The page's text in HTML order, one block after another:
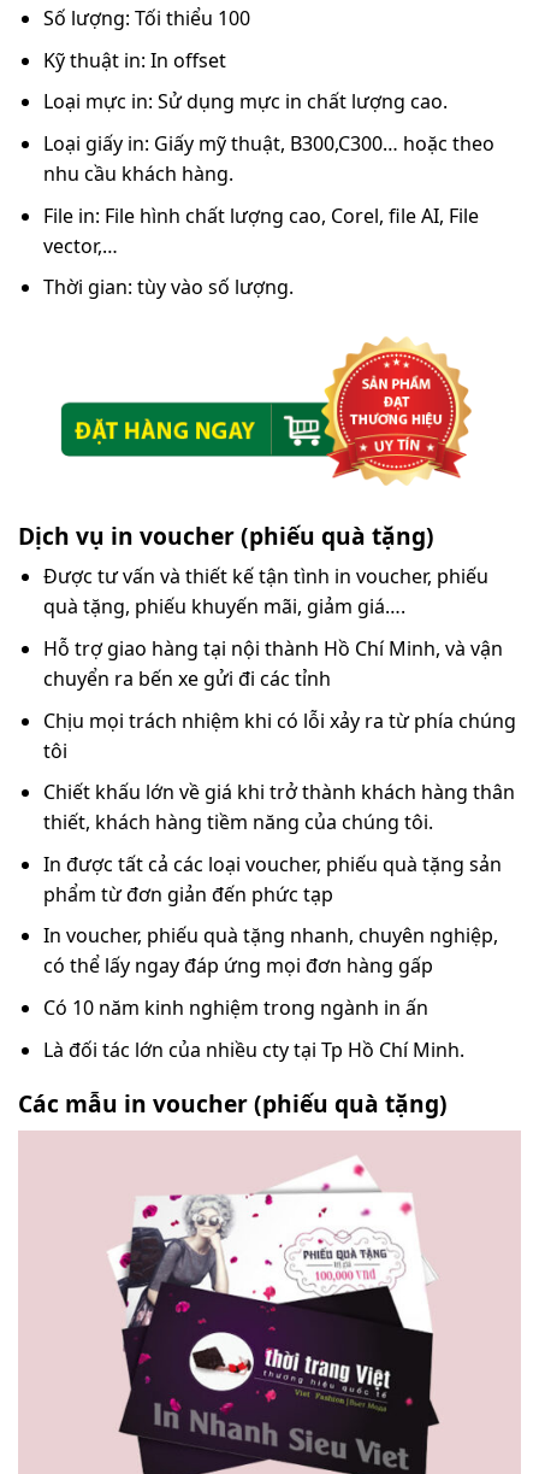
Số lượng: Tối thiểu 100
Kỹ thuật in: In offset
Loại mực in: Sử dụng mực in chất lượng cao.
Loại giấy in: Giấy mỹ thuật, B300,C300… hoặc theo
nhu cầu khách hàng.
File in: File hình chất lượng cao, Corel, file AI, File
vector,…
Thời gian: tùy vào số lượng.
Dịch vụ in voucher (phiếu quà tặng)
Được tư vấn và thiết kế tận tình in voucher, phiếu
quà tặng, phiếu khuyến mãi, giảm giá….
Hỗ trợ giao hàng tại nội thành Hồ Chí Minh, và vận
chuyển ra bến xe gửi đi các tỉnh
Chịu mọi trách nhiệm khi có lỗi xảy ra từ phía chúng
tôi
Chiết khấu lớn về giá khi trở thành khách hàng thân
thiết, khách hàng tiềm năng của chúng tôi.
In được tất cả các loại voucher, phiếu quà tặng sản
phẩm từ đơn giản đến phức tạp
In voucher, phiếu quà tặng nhanh, chuyên nghiệp,
có thể lấy ngay đáp ứng mọi đơn hàng gấp
Có 10 năm kinh nghiệm trong ngành in ấn
Là đối tác lớn của nhiều cty tại Tp Hồ Chí Minh.
Các mẫu in voucher (phiếu quà tặng)